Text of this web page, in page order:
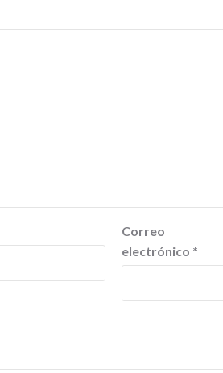
Correo
electrónico *